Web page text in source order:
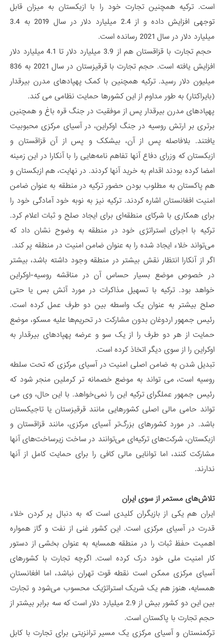
است. ترکیه همچنین تجارت خود را با ازبکستان به میزان قابل
توجهی افزایش داده و از 2.4 میلیارد دلار در سال 2019 به 3.4
میلیارد دلار در سال 2021 رسانده است.
حجم تجارت با قزاقستان هم از 3.9 میلیارد دلار تا 4.1 میلیارد دلار
افزایش یافته است. حجم تجارت با قرقیزستان در سال 2021 به 836
میلیون دلار رسید. ترکیه همچنین با کمک پهپادهای مدرن بیرقدار
(بایراکتار) به طور مداوم از این کشورها حمایت نظامی می کند.
پهپادهای مدرن بیرقدار پس از موفقیت در جنگ قره باغ و همچنین
برتری بر ارتش روسیه در جنگ اوکراین، در آسیای مرکزی محبوبیت
یافتند. بلافاصله پس از آن، بیشکک و پس از آن قزاقستان و
ازبکستان که وزرای دفاع آنها تفاهم نامه‌هایی را با آنکارا در این زمینه
امضا کرده بودند اقدام به خرید آنها کردند. در نهایت، هم ازبکستان و
هم پاکستان به مطلوب بودن حضور ترکیه در منطقه به عنوان ضامن
امنیت افغانستان اشاره کردند. ترکیه نیز به نوبه خود آمادگی خود را
برای همکاری با شرکای منطقه‌ای برای ایجاد صلح و ثبات اعلام کرد.
ترکیه با اجرای استراتژی خود در منطقه به وضوح نشان داد که
می‌تواند خلاء ایجاد شده را به عنوان ضامن امنیت در منطقه پر کند.
اگر از آنکارا انتظار نقش بیشتر در منطقه وجود داشته باشد، بیشتر
در خصوص موضع بسیار حساس آن در مناقشه روسیه-اوکراین
خواهد بود. ترکیه با تسهیل مذاکرات در مورد آتش بس یا حتی
صلح بیشتر به عنوان یک واسطه بین دو طرف عمل کرده است.
رئیس جمهور اردوغان بدون مشارکت در تحریم‌ها علیه مسکو، موضع
حمایت از هر دو طرف را از یک سو و عرضه پهپادهای بیرقدار به
اوکراین را از سوی دیگر اتخاذ کرده است.
تبدیل شدن به ضامن اصلی امنیت در آسیای مرکزی که تحت سلطه
روسیه است، می تواند به موضع خصمانه تر کرملین منجر شود که
رئیس جمهور عملگرای ترکیه این را نمی‌خواهد. با این حال، وی می
تواند حامی مالی اصلی کشورهایی مانند قرقیزستان یا تاجیکستان
باشد. در مورد کشورهای بزرگ‌تر آسیای مرکزی، مانند قزاقستان و
ازبکستان، شرکت‌های ترکیه‌ای می‌توانند در ساخت زیرساخت‌های آنها
مشارکت کنند، اما توانایی مالی کافی را برای حمایت کامل از آنها
ندارند.
تلاش‌های مستمر از سوی ایران
ایران هم یکی از بازیگران کلیدی است که به دنبال پر کردن خلاء
قدرت در آسیای مرکزی است. این کشور غنی از نفت و گاز همواره
اهمیت حفظ ثبات را در منطقه همسایه به عنوان بخشی از دستور
کار امنیت ملی خود درک کرده است. اگرچه تجارت با کشورهای
آسیای مرکزی ممکن است نقطه قوت تهران نباشد، اما افغانستانِ
همسایه، هنوز هم یک شریک استراتژیک محسوب می‌شود و تجارت
بین این دو کشور بیش از 2.9 میلیارد دلار است که سه برابر بیشتر از
حجم تجارت با پاکستان است.
ترکمنستان و آسیای مرکزی یک مسیر ترانزیتی برای تجارت با کابل